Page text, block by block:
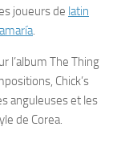
joueurs de latin
.
l’album The Thing
Chick’s
anguleuses et les
de Corea.